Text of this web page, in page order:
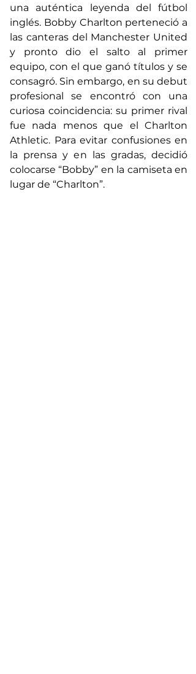
una auténtica leyenda del fútbol
inglés. Bobby Charlton perteneció a
las canteras del Manchester United
y pronto dio el salto al primer
equipo, con el que ganó títulos y se
consagró. Sin embargo, en su debut
profesional se encontró con una
curiosa coincidencia: su primer rival
fue nada menos que el Charlton
Athletic. Para evitar confusiones en
la prensa y en las gradas, decidió
colocarse “Bobby” en la camiseta en
lugar de “Charlton”.